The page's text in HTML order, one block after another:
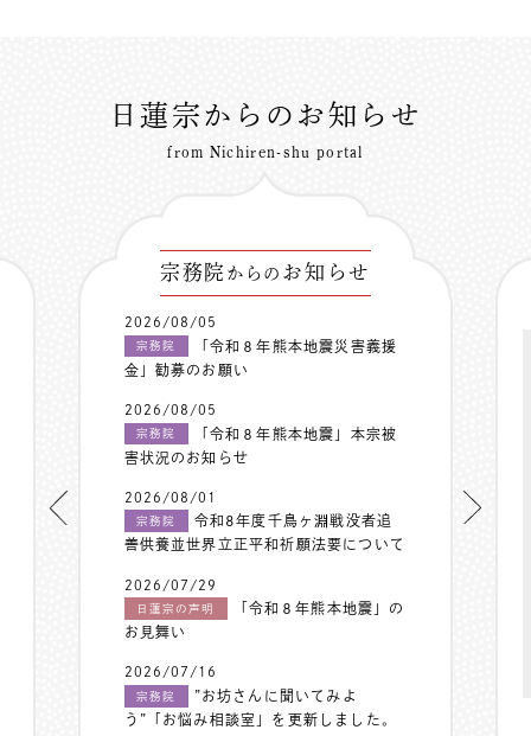
日蓮宗からのお知らせ
from Nichiren-shu portal
宗務院 からの お知らせ
2026/08/05
宗務院
「令和８年熊本地震災害義援
金」勧募のお願い
2026/08/05
宗務院
「令和８年熊本地震」本宗被
害状況のお知らせ
2026/08/01
宗務院
令和8年度千鳥ヶ淵戦没者追
善供養並世界立正平和祈願法要について
2026/07/29
日蓮宗の声明
「令和８年熊本地震」の
お見舞い
2026/07/16
宗務院
”お坊さんに聞いてみよ
う”「お悩み相談室」を更新しました。